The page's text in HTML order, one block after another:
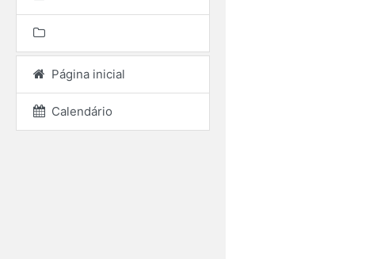
Página inicial
Calendário